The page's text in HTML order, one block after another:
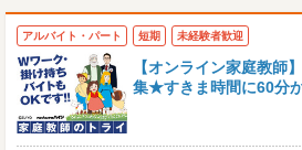
アルバイト・パート 短期 未経験者歓迎
【オンライン家庭教
集★すきま時間に60分